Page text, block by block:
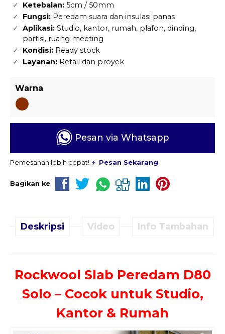
Ketebalan: 5cm / 50mm
Fungsi: Peredam suara dan insulasi panas
Aplikasi: Studio, kantor, rumah, plafon, dinding,
partisi, ruang meeting
Kondisi: Ready stock
Layanan: Retail dan proyek
Warna
Pesan via Whatsapp
Pemesanan lebih cepat! Pesan Sekarang
Bagikan ke
Deskripsi Video Info Tambahan
Rockwool Slab Peredam D80
Solo – Cocok untuk Studio,
Kantor & Rumah